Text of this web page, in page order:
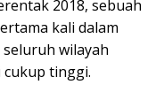
2018, sebuah
kali dalam
wilayah
cukup tinggi.